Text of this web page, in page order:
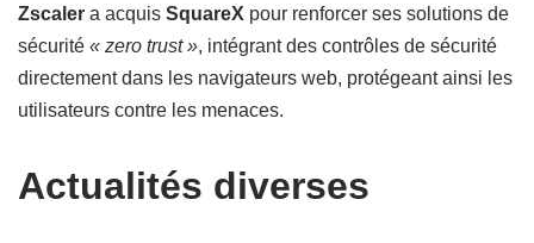
Zscaler a acquis SquareX pour renforcer ses solutions de
sécurité « zero trust », intégrant des contrôles de sécurité
directement dans les navigateurs web, protégeant ainsi les
utilisateurs contre les menaces.
Actualités diverses